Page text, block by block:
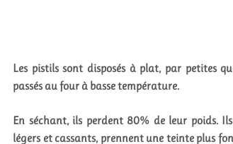
Les pistils sont disposés à plat, par petites
passés au four à basse température.
En séchant, ils perdent 80% de leur poids.
légers et cassants, prennent une teinte plus